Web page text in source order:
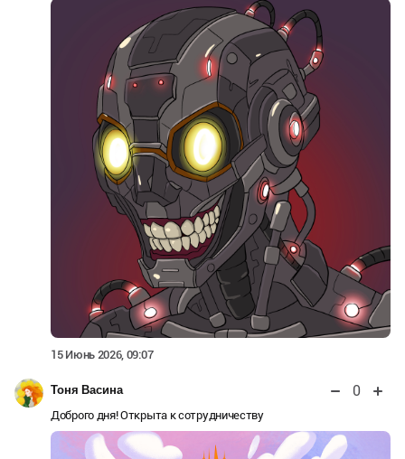
15 Июнь 2026, 09:07
Тоня Васина 0
Доброго дня! Открыта к сотрудничеству